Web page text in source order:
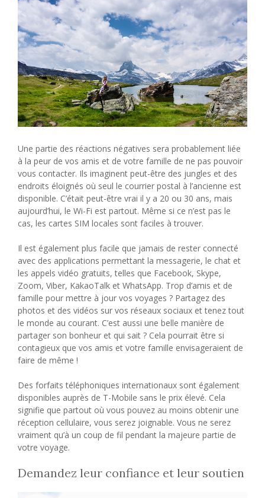
Une partie des réactions négatives sera probablement liée
à la peur de vos amis et de votre famille de ne pas pouvoir
vous contacter. Ils imaginent peut-être des jungles et des
endroits éloignés où seul le courrier postal à l’ancienne est
disponible. C’était peut-être vrai il y a 20 ou 30 ans, mais
aujourd’hui, le Wi-Fi est partout. Même si ce n’est pas le
cas, les cartes SIM locales sont faciles à trouver.
Il est également plus facile que jamais de rester connecté
avec des applications permettant la messagerie, le chat et
les appels vidéo gratuits, telles que Facebook, Skype,
Zoom, Viber, KakaoTalk et WhatsApp. Trop d’amis et de
famille pour mettre à jour vos voyages ? Partagez des
photos et des vidéos sur vos réseaux sociaux et tenez tout
le monde au courant. C’est aussi une belle manière de
partager son bonheur et qui sait ? Cela pourrait être si
contagieux que vos amis et votre famille envisageraient de
faire de même !
Des forfaits téléphoniques internationaux sont également
disponibles auprès de T-Mobile sans le prix élevé. Cela
signifie que partout où vous pouvez au moins obtenir une
réception cellulaire, vous serez joignable. Vous ne serez
vraiment qu’à un coup de fil pendant la majeure partie de
votre voyage.
Demandez leur confiance et leur soutien